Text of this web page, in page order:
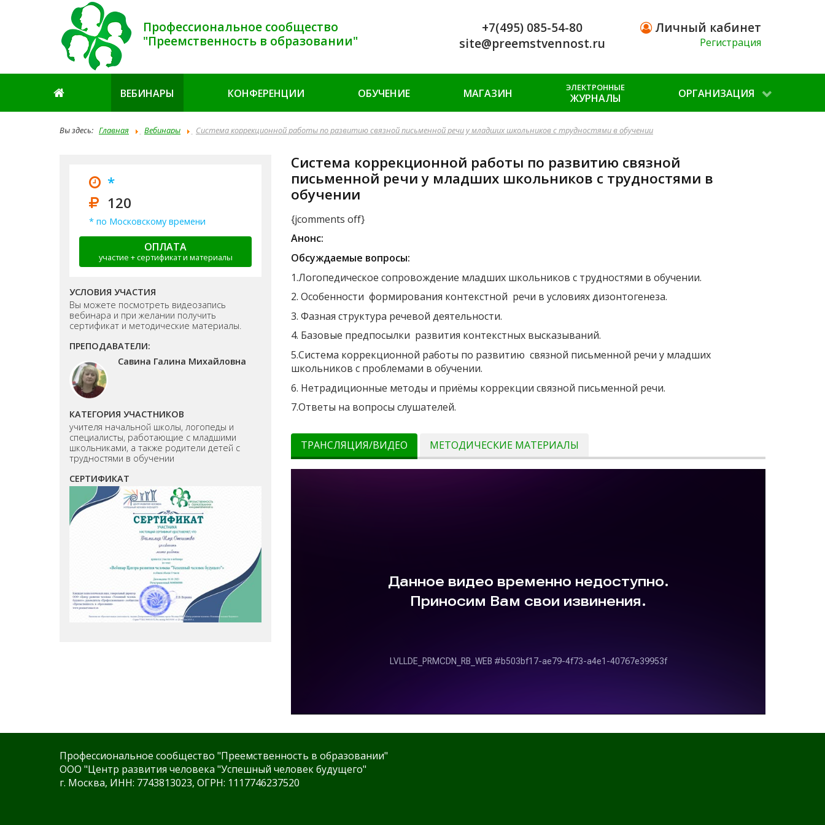
Профессиональное сообщество
"Преемственность в образовании"
+7(495) 085-54-80
site@preemstvennost.ru
Личный кабинет
Регистрация
ВЕБИНАРЫ КОНФЕРЕНЦИИ ОБУЧЕНИЕ МАГАЗИН ЭЛЕКТРОННЫЕ
ЖУРНАЛЫ ОРГАНИЗАЦИЯ
Вы здесь: Главная Вебинары Система коррекционной работы по развитию связной письменной речи у младших школьников с трудностями в обучении
*
120
* по Московскому времени
ОПЛАТА
участие + сертификат и материалы
УСЛОВИЯ УЧАСТИЯ
Вы можете посмотреть видеозапись
вебинара и при желании получить
сертификат и методические материалы.
ПРЕПОДАВАТЕЛИ:
Савина Галина Михайловна
КАТЕГОРИЯ УЧАСТНИКОВ
учителя начальной школы, логопеды и
специалисты, работающие с младшими
школьниками, а также родители детей с
трудностями в обучении
СЕРТИФИКАТ
Система коррекционной работы по развитию связной
письменной речи у младших школьников с трудностями в
обучении
{jcomments off}
Анонс:
Обсуждаемые вопросы:
1.Логопедическое сопровождение младших школьников с трудностями в обучении.
2. Особенности формирования контекстной речи в условиях дизонтогенеза.
3. Фазная структура речевой деятельности.
4. Базовые предпосылки развития контекстных высказываний.
5.Система коррекционной работы по развитию связной письменной речи у младших
школьников с проблемами в обучении.
6. Нетрадиционные методы и приёмы коррекции связной письменной речи.
7.Ответы на вопросы слушателей.
ТРАНСЛЯЦИЯ/ВИДЕО МЕТОДИЧЕСКИЕ МАТЕРИАЛЫ
Профессиональное сообщество "Преемственность в образовании"
ООО "Центр развития человека "Успешный человек будущего"
г. Москва, ИНН: 7743813023, ОГРН: 1117746237520